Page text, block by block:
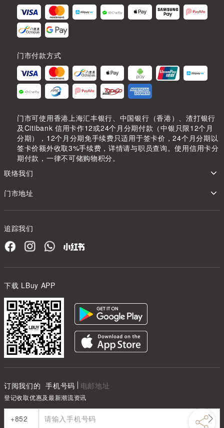
门市付款方式
门市可使用香港上海汇丰银行、中国银行（香港）、渣打银行
及Citibank 信用卡作12或24个月分期付款（中银只限12个月
分期），12个月分期免手续费只适用于签卡价，24个月分期以
签卡价额外收取3%手续费，详情请与职员查询。使用信用卡分
期付款，一律不可储购物积分。
联络我们
门市地址
追踪我们
下载 LBuy APP
订阅我们的 手机号码 电邮地址
登记收取优惠及最新潮流资讯